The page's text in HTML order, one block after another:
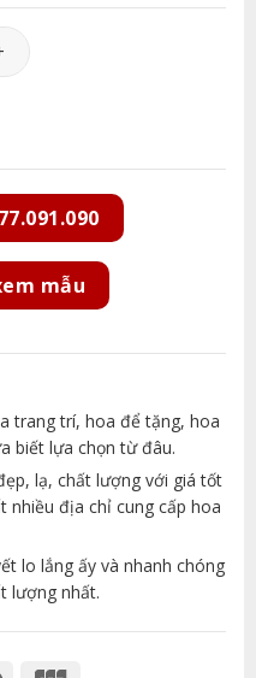
Khai Trương 55 -
mẫu
trang trí, hoa để tặng, hoa
biết lựa chọn từ đâu.
lạ, chất lượng với giá tốt
nhiều địa chỉ cung cấp hoa
lo lắng ấy và nhanh chóng
lượng nhất.